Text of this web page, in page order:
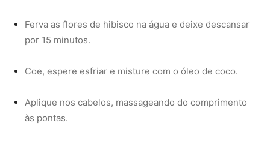
Além das receitas naturais, alguns cuidados simples
dos cabelos pretos:
Evite lavagens diárias, pois isso pode desbotar os
fios mais rapidamente.